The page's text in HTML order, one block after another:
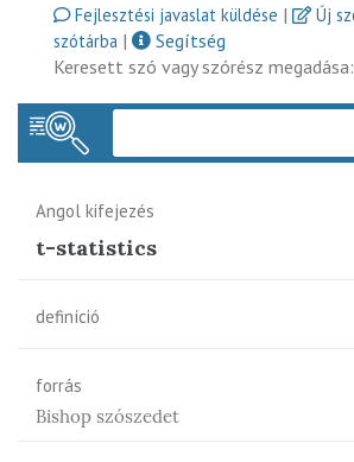
Fejlesztési javaslat küldése |
Új
szótárba |
Segítség
Keresett szó vagy szórész megadása:
Angol kifejezés
t-statistics
definíció
forrás
Bishop szószedet